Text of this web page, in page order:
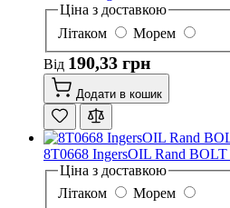
Ціна з доставкою
Літаком
Морем
Від 190,33 грн
Додати в кошик
8T0668 IngersOIL Rand
Ціна з доставкою
Літаком
Морем